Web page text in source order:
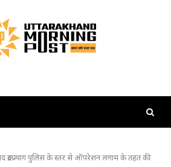
पुलिस के स्तर से ऑपरेशन लगाम के तहत की